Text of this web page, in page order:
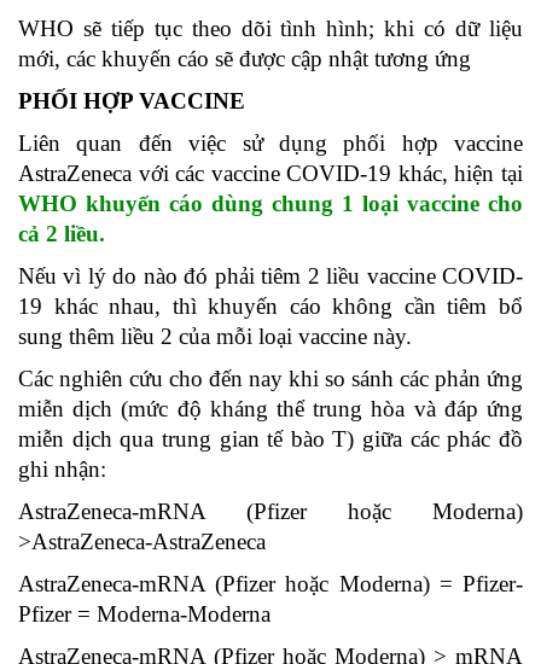
WHO sẽ tiếp tục theo dõi tình hình; khi có dữ liệu
mới, các khuyến cáo sẽ được cập nhật tương ứng
PHỐI HỢP VACCINE
Liên quan đến việc sử dụng phối hợp vaccine
AstraZeneca với các vaccine COVID-19 khác, hiện tại
WHO khuyến cáo dùng chung 1 loại vaccine cho
cả 2 liều.
Nếu vì lý do nào đó phải tiêm 2 liều vaccine COVID-
19 khác nhau, thì khuyến cáo không cần tiêm bổ
sung thêm liều 2 của mỗi loại vaccine này.
Các nghiên cứu cho đến nay khi so sánh các phản ứng
miễn dịch (mức độ kháng thể trung hòa và đáp ứng
miễn dịch qua trung gian tế bào T) giữa các phác đồ
ghi nhận:
AstraZeneca-mRNA (Pfizer hoặc Moderna)
>AstraZeneca-AstraZeneca
AstraZeneca-mRNA (Pfizer hoặc Moderna) = Pfizer-
Pfizer = Moderna-Moderna
AstraZeneca-mRNA (Pfizer hoặc Moderna) > mRNA